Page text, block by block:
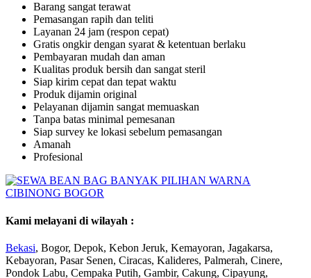
Barang sangat terawat
Pemasangan rapih dan teliti
Layanan 24 jam (respon cepat)
Gratis ongkir dengan syarat & ketentuan berlaku
Pembayaran mudah dan aman
Kualitas produk bersih dan sangat steril
Siap kirim cepat dan tepat waktu
Produk dijamin original
Pelayanan dijamin sangat memuaskan
Tanpa batas minimal pemesanan
Siap survey ke lokasi sebelum pemasangan
Amanah
Profesional
Kami melayani di wilayah :
Bekasi, Bogor, Depok, Kebon Jeruk, Kemayoran, Jagakarsa,
Kebayoran, Pasar Senen, Ciracas, Kalideres, Palmerah, Cinere,
Pondok Labu, Cempaka Putih, Gambir, Cakung, Cipayung,